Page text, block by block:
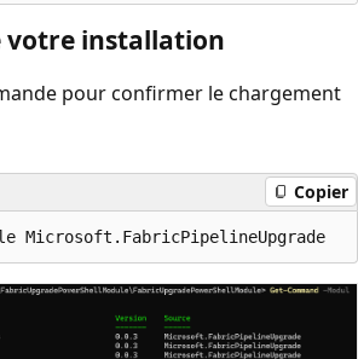
votre installation
pour confirmer le chargement
Copier